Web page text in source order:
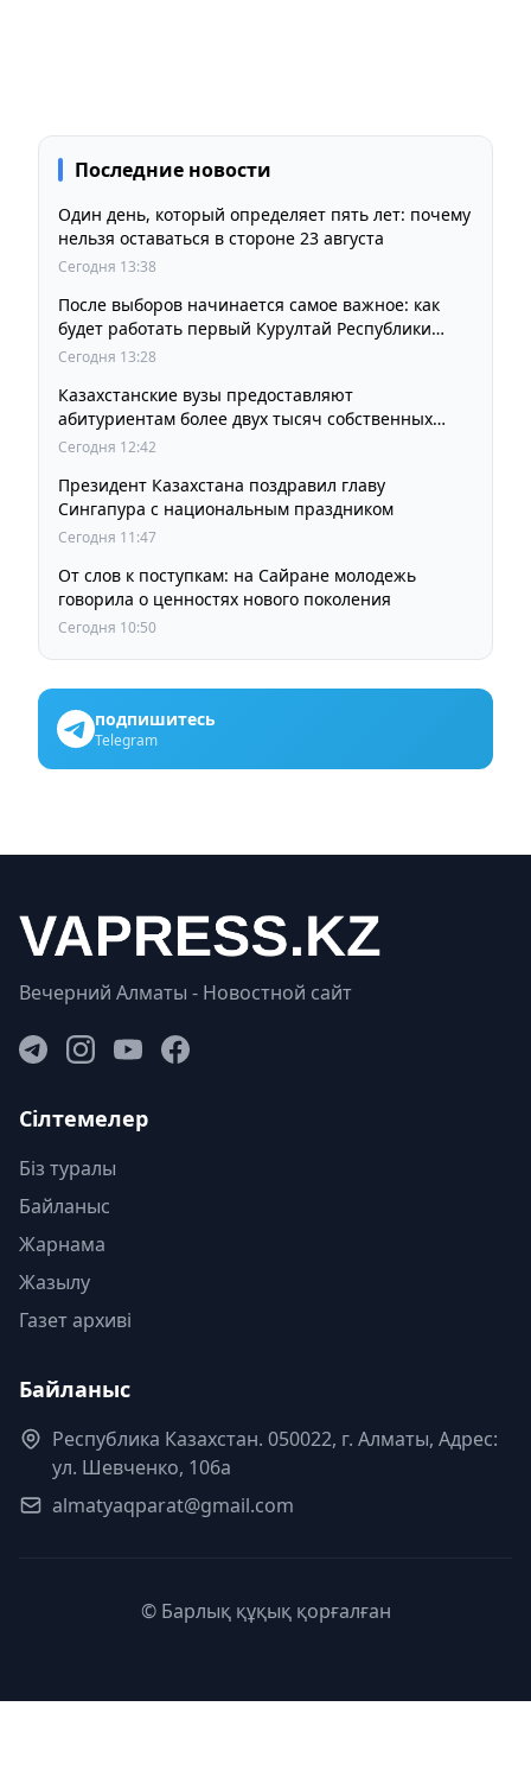
Последние новости
Один день, который определяет пять лет: почему
нельзя оставаться в стороне 23 августа
Сегодня 13:38
После выборов начинается самое важное: как
будет работать первый Курултай Республики
Казахстан
Сегодня 13:28
Казахстанские вузы предоставляют
абитуриентам более двух тысяч собственных
образовательных грантов
Сегодня 12:42
Президент Казахстана поздравил главу
Сингапура с национальным праздником
Сегодня 11:47
От слов к поступкам: на Сайране молодежь
говорила о ценностях нового поколения
Сегодня 10:50
подпишитесь
Telegram
Вечерний Алматы - Новостной сайт
Сілтемелер
Біз туралы
Байланыс
Жарнама
Жазылу
Газет архиві
Байланыс
Республика Казахстан. 050022, г. Алматы, Адрес:
ул. Шевченко, 106а
almatyaqparat@gmail.com
© Барлық құқық қорғалған